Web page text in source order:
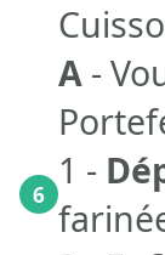
6
A -
1 -